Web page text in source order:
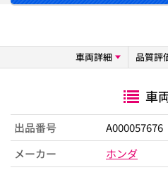
車両詳細 品質評
車
出品番号
A000057676
メーカー
ホンダ